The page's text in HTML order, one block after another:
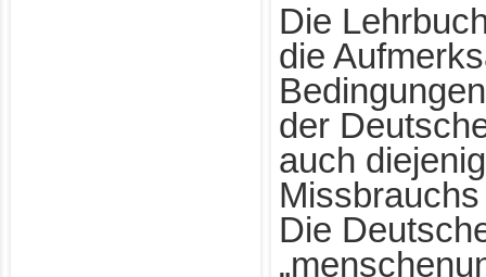
Die
die
der
auch
Die